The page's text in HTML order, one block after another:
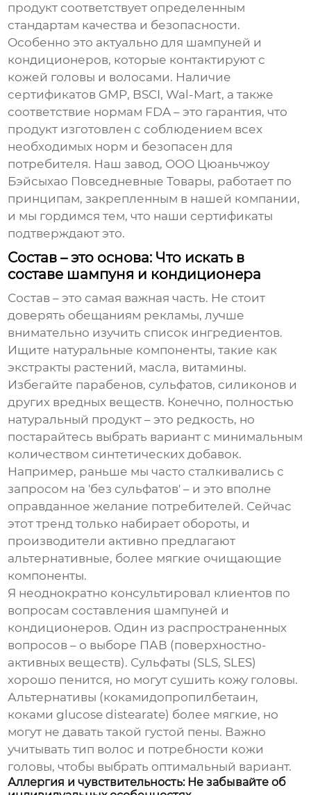
продукт соответствует определенным
стандартам качества и безопасности.
Особенно это актуально для шампуней и
кондиционеров, которые контактируют с
кожей головы и волосами. Наличие
сертификатов GMP, BSCI, Wal-Mart, а также
соответствие нормам FDA – это гарантия, что
продукт изготовлен с соблюдением всех
необходимых норм и безопасен для
потребителя. Наш завод, ООО Цюаньчжоу
Бэйсыхао Повседневные Товары, работает по
принципам, закрепленным в нашей компании,
и мы гордимся тем, что наши сертификаты
подтверждают это.
Состав – это основа: Что искать в
составе шампуня и кондиционера
Состав – это самая важная часть. Не стоит
доверять обещаниям рекламы, лучше
внимательно изучить список ингредиентов.
Ищите натуральные компоненты, такие как
экстракты растений, масла, витамины.
Избегайте парабенов, сульфатов, силиконов и
других вредных веществ. Конечно, полностью
натуральный продукт – это редкость, но
постарайтесь выбрать вариант с минимальным
количеством синтетических добавок.
Например, раньше мы часто сталкивались с
запросом на 'без сульфатов' – и это вполне
оправданное желание потребителей. Сейчас
этот тренд только набирает обороты, и
производители активно предлагают
альтернативные, более мягкие очищающие
компоненты.
Я неоднократно консультировал клиентов по
вопросам составления шампуней и
кондиционеров. Один из распространенных
вопросов – о выборе ПАВ (поверхностно-
активных веществ). Сульфаты (SLS, SLES)
хорошо пенится, но могут сушить кожу головы.
Альтернативы (кокамидопропилбетаин,
коками glucose distearate) более мягкие, но
могут не давать такой густой пены. Важно
учитывать тип волос и потребности кожи
головы, чтобы выбрать оптимальный вариант.
Аллергия и чувствительность: Не забывайте об